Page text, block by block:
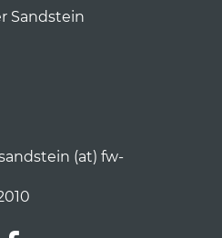
Sandstein
(at) fw-